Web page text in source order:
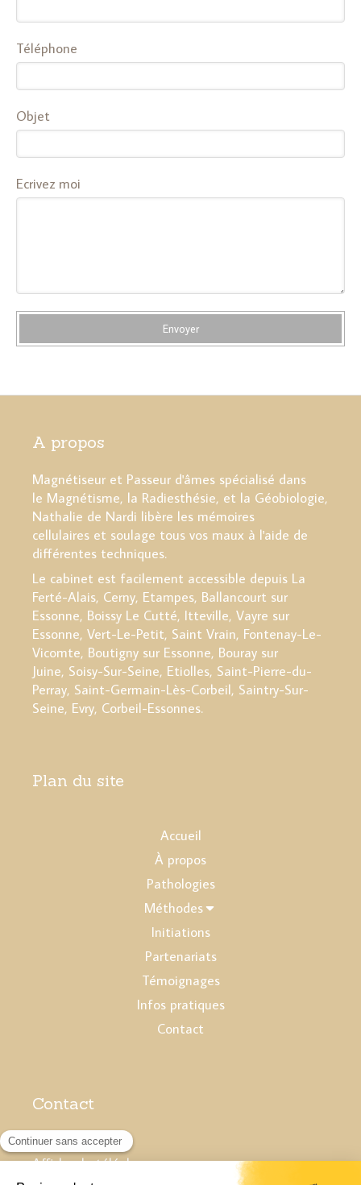
Téléphone
Objet
Ecrivez moi
Envoyer
A propos
Magnétiseur et Passeur d'âmes spécialisé dans
le Magnétisme, la Radiesthésie, et la Géobiologie,
Nathalie de Nardi libère les mémoires
cellulaires et soulage tous vos maux à l'aide de
différentes techniques.
Le cabinet est facilement accessible depuis La
Ferté-Alais, Cerny, Etampes, Ballancourt sur
Essonne, Boissy Le Cutté, Itteville, Vayre sur
Essonne, Vert-Le-Petit, Saint Vrain, Fontenay-Le-
Vicomte, Boutigny sur Essonne, Bouray sur
Juine, Soisy-Sur-Seine, Etiolles, Saint-Pierre-du-
Perray, Saint-Germain-Lès-Corbeil, Saintry-Sur-
Seine, Evry, Corbeil-Essonnes.
Plan du site
Accueil
À propos
Pathologies
Méthodes
Initiations
Partenariats
Témoignages
Infos pratiques
Contact
Contact
Cabinet
Afficher le téléphone